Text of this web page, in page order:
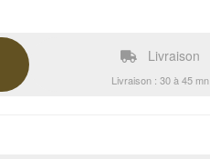
Livraison
Livraison : 30 à 45 mn